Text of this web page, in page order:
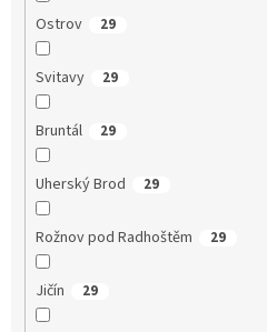
Ostrov 29
Svitavy 29
Bruntál 29
Uherský Brod 29
Rožnov pod Radhoštěm 29
Jičín 29